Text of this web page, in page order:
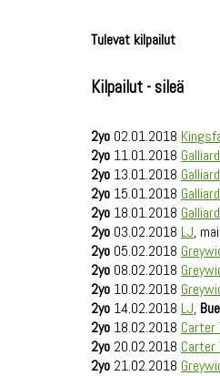
Tulevat kilpailut
Kilpailut - sileä
2yo 02.01.2018
2yo 11.01.2018
2yo 13.01.2018
2yo 15.01.2018
2yo 18.01.2018
2yo 03.02.2018 LJ,
2yo 05.02.2018
2yo 08.02.2018
2yo 10.02.2018
2yo 14.02.2018 LJ,
2yo 18.02.2018 Carter
2yo 20.02.2018 Carter
2yo 21.02.2018